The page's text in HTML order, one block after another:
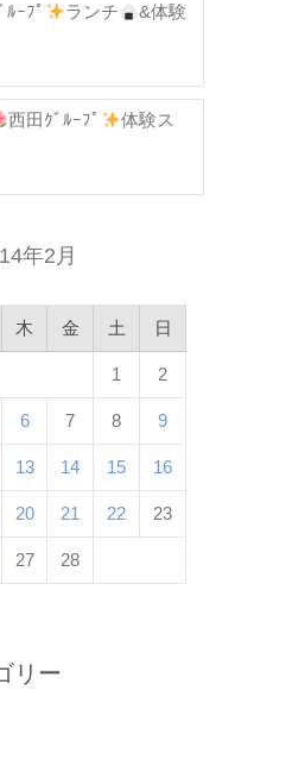
ﾙｰﾌﾟ ランチ
&体験
西田ｸﾞﾙｰﾌﾟ
体験ス
年2月
木 金 土 日
1 2
6 7 8 9
13 14 15 16
20 21 22 23
27
28
リー